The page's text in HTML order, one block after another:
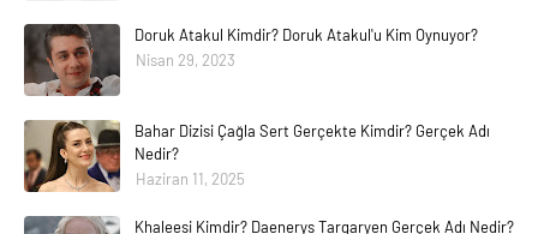
Doruk Atakul Kimdir? Doruk Atakul'u Kim Oynuyor?
Nisan 29, 2023
Bahar Dizisi Çağla Sert Gerçekte Kimdir? Gerçek Adı
Nedir?
Haziran 11, 2025
Khaleesi Kimdir? Daenerys Targaryen Gerçek Adı Nedir?